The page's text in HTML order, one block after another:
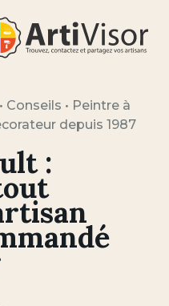
• Conseils • Peintre à
depuis 1987
: